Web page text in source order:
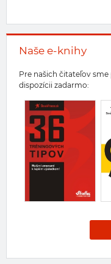
Naše e-knihy
Pre našich čitateľov
dispozícii zadarmo: